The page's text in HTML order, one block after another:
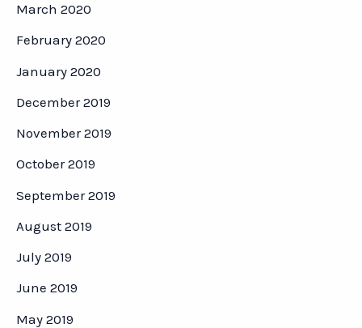
March 2020
February 2020
January 2020
December 2019
November 2019
October 2019
September 2019
August 2019
July 2019
June 2019
May 2019